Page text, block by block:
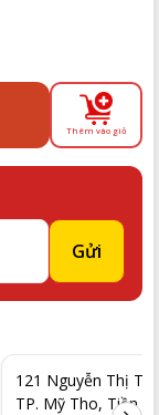
Thêm vào giỏ
Gửi
121 Nguyễn Thị
TP. Mỹ Tho, Tiền